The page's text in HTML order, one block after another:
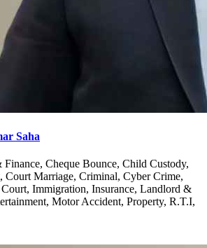
Saha
Cheque Bounce, Child Custody,
Court Marriage, Criminal, Cyber Crime,
Immigration, Insurance, Landlord &
Motor Accident, Property, R.T.I,